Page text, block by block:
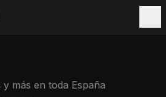
más en toda España